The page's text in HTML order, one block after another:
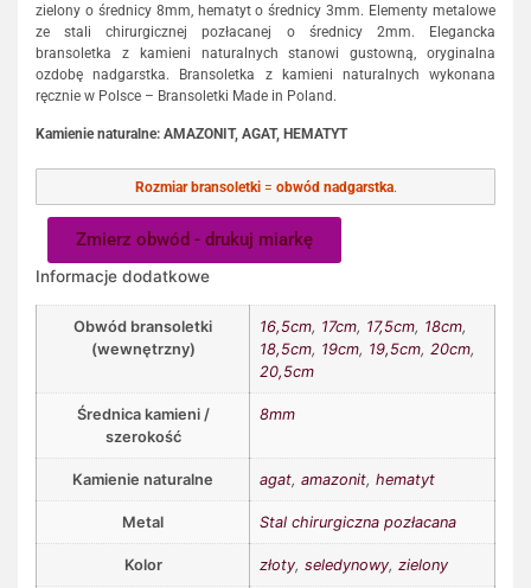
zielony o średnicy 8mm, hematyt o średnicy 3mm. Elementy metalowe
ze stali chirurgicznej pozłacanej o średnicy 2mm. Elegancka
bransoletka z kamieni naturalnych stanowi gustowną, oryginalna
ozdobę nadgarstka. Bransoletka z kamieni naturalnych wykonana
ręcznie w Polsce – Bransoletki Made in Poland.
Kamienie naturalne: AMAZONIT, AGAT, HEMATYT
Rozmiar bransoletki= obwód nadgarstka.
Zmierz obwód - drukuj miarkę
Informacje dodatkowe
Obwód bransoletki
(wewnętrzny)
16,5cm, 17cm, 17,5cm, 18cm,
18,5cm, 19cm, 19,5cm, 20cm,
20,5cm
Średnica kamieni /
szerokość
8mm
Kamienie naturalne agat, amazonit, hematyt
Metal Stal chirurgiczna pozłacana
Kolor złoty, seledynowy, zielony